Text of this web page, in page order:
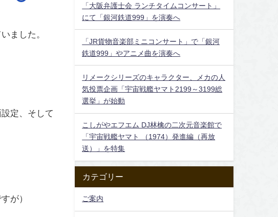
ました。
定、そして
が）
「大阪弁護士会 ランチタイムコンサート」
にて「銀河鉄道999」を演奏へ
「JR貨物音楽部ミニコンサート」で「銀河
鉄道999」やアニメ曲を演奏へ
リメークシリーズのキャラクター、メカの人
気投票企画「宇宙戦艦ヤマト2199～3199総
選挙」が始動
こしがやエフエム DJ林檎の二次元音楽館で
「宇宙戦艦ヤマト （1974）発進編（再放
送）」を特集
カテゴリー
ご案内